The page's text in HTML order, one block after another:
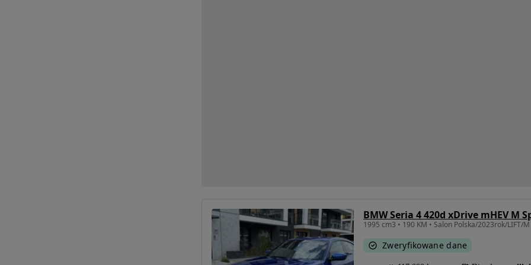
BMW Seria 4 420d xDrive mHEV M
1995 cm3 • 190 KM • Salon Polska/2023rok/LIFT/
Zweryfikowane dane